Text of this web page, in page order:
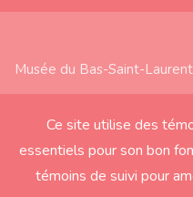
Musée du Bas-Saint-
Ce site utilise des
essentiels pour son bon
témoins de suivi pour
Subfooter
À